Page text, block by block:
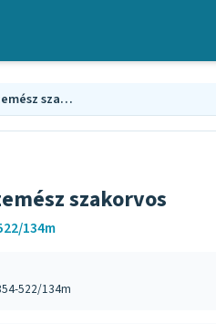
Dr. Takács Enikő szemész szakorvos
szakorvos
134m
522/134m